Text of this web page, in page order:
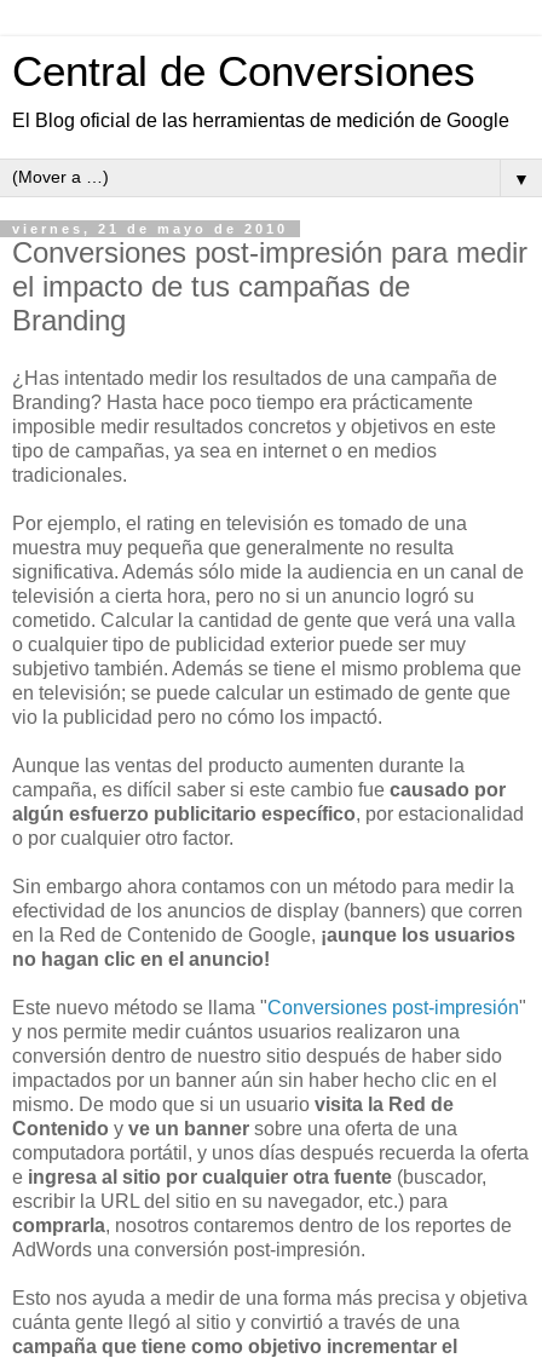
Central de Conversiones
El Blog oficial de las herramientas de medición de Google
▼
viernes, 21 de mayo de 2010
Conversiones post-impresión para medir
el impacto de tus campañas de
Branding
¿Has intentado medir los resultados de una campaña de
Branding? Hasta hace poco tiempo era prácticamente
imposible medir resultados concretos y objetivos en este
tipo de campañas, ya sea en internet o en medios
tradicionales.
Por ejemplo, el rating en televisión es tomado de una
muestra muy pequeña que generalmente no resulta
significativa. Además sólo mide la audiencia en un canal de
televisión a cierta hora, pero no si un anuncio logró su
cometido. Calcular la cantidad de gente que verá una valla
o cualquier tipo de publicidad exterior puede ser muy
subjetivo también. Además se tiene el mismo problema que
en televisión; se puede calcular un estimado de gente que
vio la publicidad pero no cómo los impactó.
Aunque las ventas del producto aumenten durante la
campaña, es difícil saber si este cambio fue causado por
algún esfuerzo publicitario específico, por estacionalidad
o por cualquier otro factor.
Sin embargo ahora contamos con un método para medir la
efectividad de los anuncios de display (banners) que corren
en la Red de Contenido de Google, ¡aunque los usuarios
no hagan clic en el anuncio!
Este nuevo método se llama "Conversiones post-impresión"
y nos permite medir cuántos usuarios realizaron una
conversión dentro de nuestro sitio después de haber sido
impactados por un banner aún sin haber hecho clic en el
mismo. De modo que si un usuario visita la Red de
Contenido y ve un banner sobre una oferta de una
computadora portátil, y unos días después recuerda la oferta
e ingresa al sitio por cualquier otra fuente (buscador,
escribir la URL del sitio en su navegador, etc.) para
comprarla, nosotros contaremos dentro de los reportes de
AdWords una conversión post-impresión.
Esto nos ayuda a medir de una forma más precisa y objetiva
cuánta gente llegó al sitio y convirtió a través de una
campaña que tiene como objetivo incrementar el